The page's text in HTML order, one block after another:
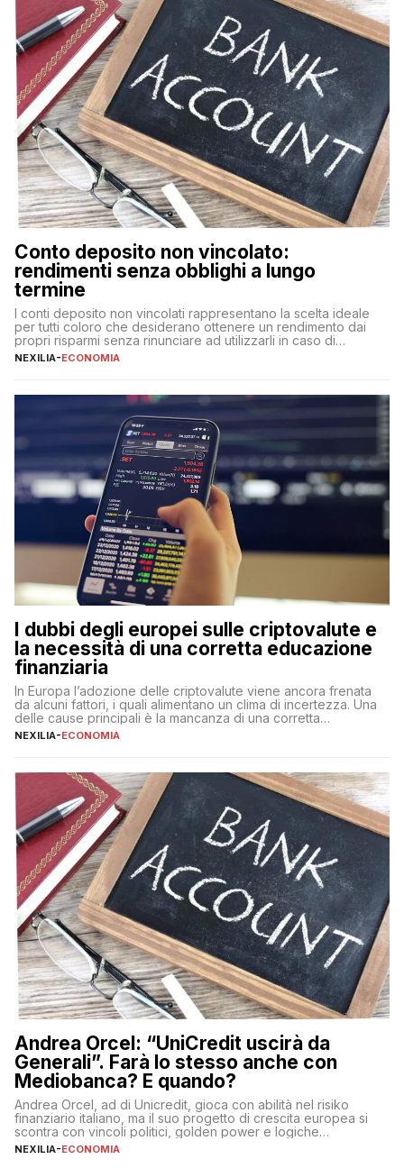
Conto deposito non vincolato:
rendimenti senza obblighi a lungo
termine
I conti deposito non vincolati rappresentano la scelta ideale
per tutti coloro che desiderano ottenere un rendimento dai
propri risparmi senza rinunciare ad utilizzarli in caso di
necessità. A differenza delle forme vincolate tradizionali,
flessibilità e rendimento. Come funzionano […]
NEXILIA-ECONOMIA
I dubbi degli europei sulle criptovalute e
la necessità di una corretta educazione
finanziaria
In Europa l’adozione delle criptovalute viene ancora frenata
da alcuni fattori, i quali alimentano un clima di incertezza. Una
delle cause principali è la mancanza di una corretta
educazione finanziaria, che impedisce ad una larga parte della
sulle criptovalute: […]
NEXILIA-ECONOMIA
Andrea Orcel: “UniCredit uscirà da
Generali”. Farà lo stesso anche con
Mediobanca? E quando?
Andrea Orcel, ad di Unicredit, gioca con abilità nel risiko
finanziario italiano, ma il suo progetto di crescita europea si
scontra con vincoli politici, golden power e logiche
protezionistiche. Orcel e la mossa su Generali Andrea Orcel,
NEXILIA-ECONOMIA